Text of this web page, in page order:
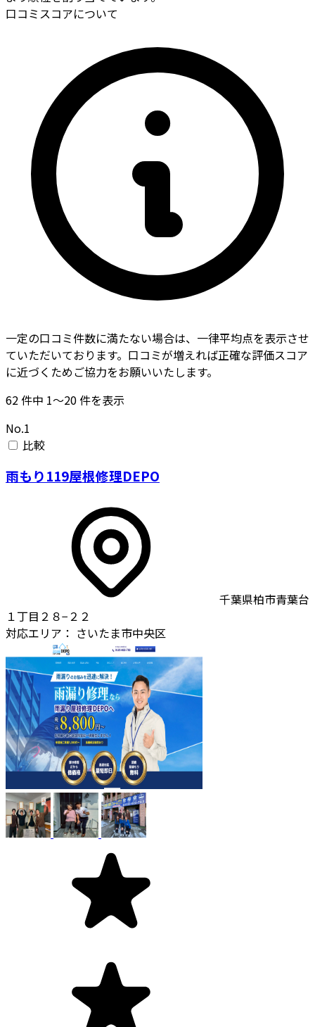
口コミスコアについて
一定の口コミ件数に満たない場合は、一律平均点を表示させ
ていただいております。口コミが増えれば正確な評価スコア
に近づくためご協力をお願いいたします。
62件中 1〜20件を表示
No.1
比較
雨もり119屋根修理DEPO
千葉県柏市青葉台
１丁目２８−２２
対応エリア： さいたま市中央区